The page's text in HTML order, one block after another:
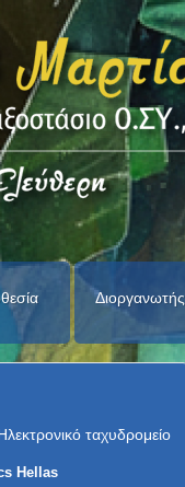
Διοργανωτής
ταχυδρομείο
Hellas